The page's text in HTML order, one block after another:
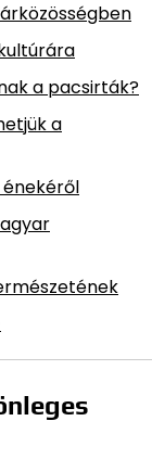
a pacsirták?
a